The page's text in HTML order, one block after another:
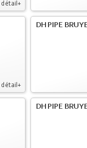
détail+
détail+
DH PIPE
DH PIPE